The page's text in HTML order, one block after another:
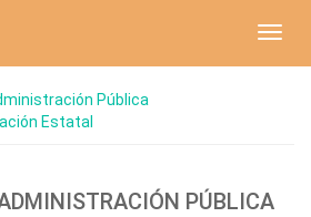
Pública
Estatal
PÚBLICA